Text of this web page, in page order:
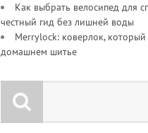
Как выбрать велосипед для
честный гид без лишней воды
Merrylock: коверлок,
домашнем шитье